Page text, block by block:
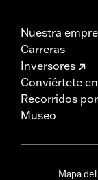
Nuestra
Carreras
Inversores
Conviértete
Recorridos
Museo
Mapa